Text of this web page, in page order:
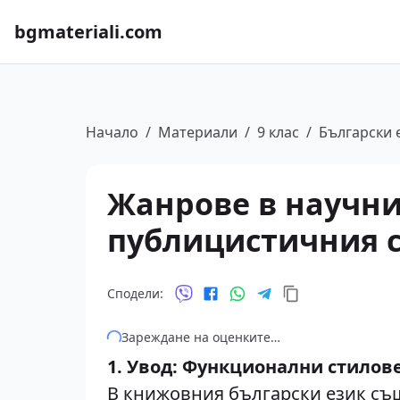
bgmateriali.com
Начало / Материали / 9 клас / Български
Жанрове в
публицистичния
Сподели:
Зареждане на оценките…
1. Увод: Функционални
В книжовния български език